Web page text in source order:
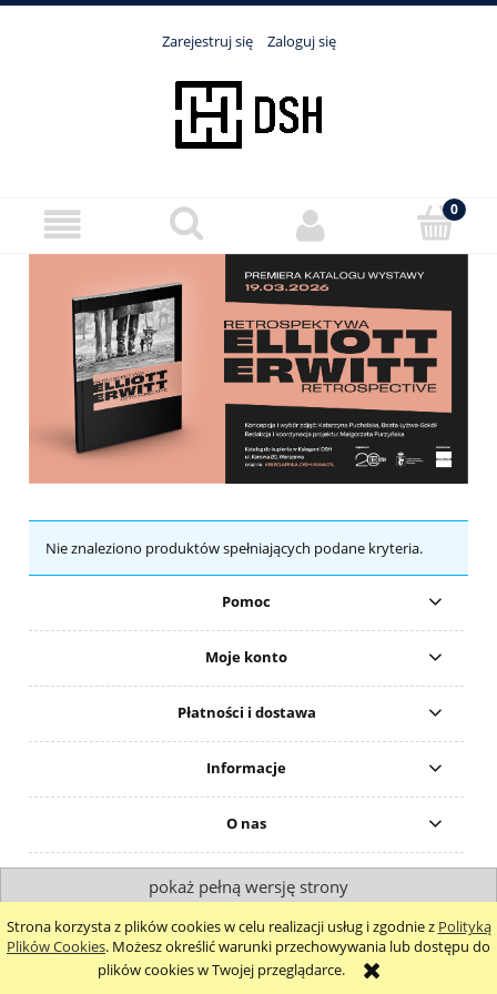
Strona korzysta z plików cookies w celu realizacji usług i zgodnie z Polityką
Plików Cookies. Możesz określić warunki przechowywania lub dostępu do
plików cookies w Twojej przeglądarce.
Zarejestruj się Zaloguj się
Nie znaleziono produktów spełniających podane kryteria.
Pomoc
Moje konto
Płatności i dostawa
Informacje
O nas
pokaż pełną wersję strony
Sklep internetowy Shoper.pl